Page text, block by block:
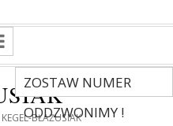
ZOSTAW NUMER
ODDZWONIMY !
BŁAŻUSIAK